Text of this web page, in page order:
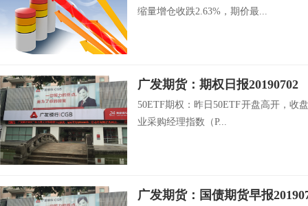
缩量增仓收跌2.63%，期价最...
广发期货：期权日报20190702
50ETF期权：昨日50ETF开盘高开，收
业采购经理指数（P...